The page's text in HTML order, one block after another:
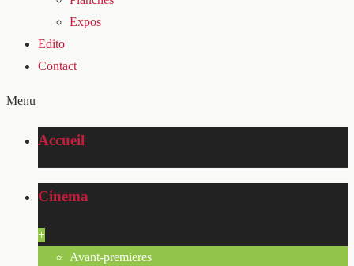
Expos
Edito
Contact
Menu
Accueil
Cinema
+
Avant-premieres